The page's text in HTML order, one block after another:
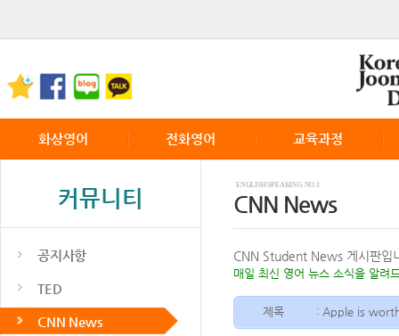
화상영어
화상영어장점
서비스 이용안내
전화영어
전화영어 이용안내
교육과정
교육과정
커뮤니티
공지사항
TED
CNN News
ENGLISH SPEAKING NO.1
CNN News
CNN Student News 게시판입
매일 최신 영어 뉴스 소식을 알려
제목 : Apple is